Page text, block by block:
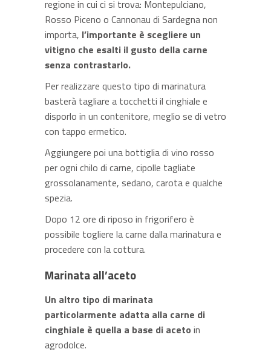
regione in cui ci si trova: Montepulciano,
Rosso Piceno o Cannonau di Sardegna non
importa, l’importante è scegliere un
vitigno che esalti il gusto della carne
senza contrastarlo.
Per realizzare questo tipo di marinatura
basterà tagliare a tocchetti il cinghiale e
disporlo in un contenitore, meglio se di vetro
con tappo ermetico.
Aggiungere poi una bottiglia di vino rosso
per ogni chilo di carne, cipolle tagliate
grossolanamente, sedano, carota e qualche
spezia.
Dopo 12 ore di riposo in frigorifero è
possibile togliere la carne dalla marinatura e
procedere con la cottura.
Marinata all’aceto
Un altro tipo di marinata
particolarmente adatta alla carne di
cinghiale è quella a base di aceto in
agrodolce.